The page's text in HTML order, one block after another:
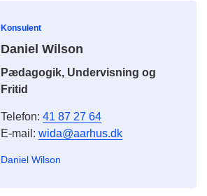
Konsulent
Daniel Wilson
Pædagogik, Undervisning og
Fritid
Telefon:41 87 27 64
E-mail:wida@aarhus.dk
Daniel Wilson